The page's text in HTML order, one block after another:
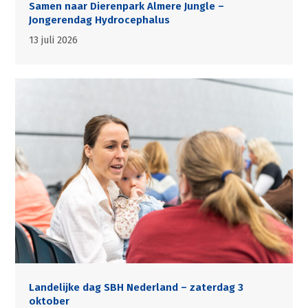
Samen naar Dierenpark Almere Jungle –
Jongerendag Hydrocephalus
13 juli 2026
Landelijke dag SBH Nederland – zaterdag 3
oktober